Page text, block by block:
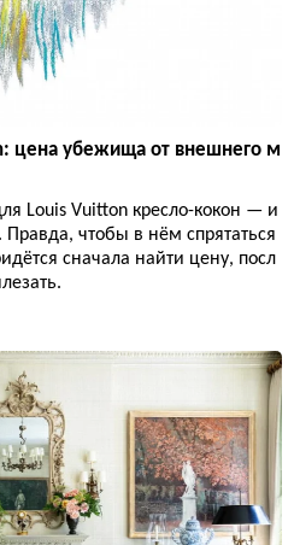
цена убежища от внешнего м
Louis Vuitton кресло-кокон — и
чтобы в нём спрятаться
сначала найти цену, посл